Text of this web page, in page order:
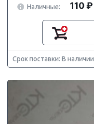
Наличные:
110 ₽
Срок поставки: В наличии